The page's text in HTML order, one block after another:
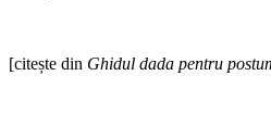
[citește din Ghidul dada pentru